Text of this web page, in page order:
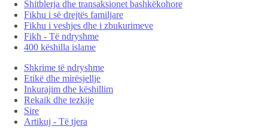
Shitblerja dhe transaksionet bashkëkohore
Fikhu i së drejtës familjare
Fikhu i veshjes dhe i zbukurimeve
Fikh - Të ndryshme
400 këshilla islame
Shkrime të ndryshme
Etikë dhe mirësjellje
Inkurajim dhe këshillim
Rekaik dhe tezkije
Sire
Artikuj - Të tjera